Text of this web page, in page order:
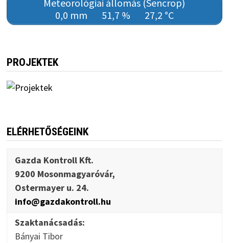
Meteorológiai állomás (Sencrop)
0,0 mm
51,7 % 27,2 °C
PROJEKTEK
ELÉRHETŐSÉGEINK
Gazda Kontroll Kft.
9200 Mosonmagyaróvár,
Ostermayer u. 24.
info@gazdakontroll.hu
Szaktanácsadás:
Bányai Tibor